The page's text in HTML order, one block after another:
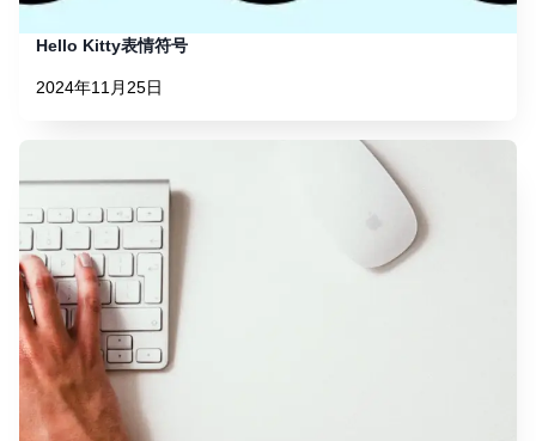
Hello Kitty表情符号
2024年11月25日